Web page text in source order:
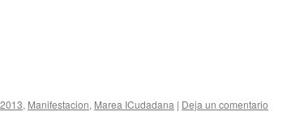
2013, Manifestacion, Marea ICudadana | Deja un comentario